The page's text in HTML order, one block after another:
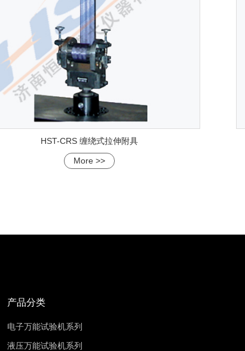
HST-CRS 缠绕式拉伸附具
More >>
产品分类
电子万能试验机系列
液压万能试验机系列